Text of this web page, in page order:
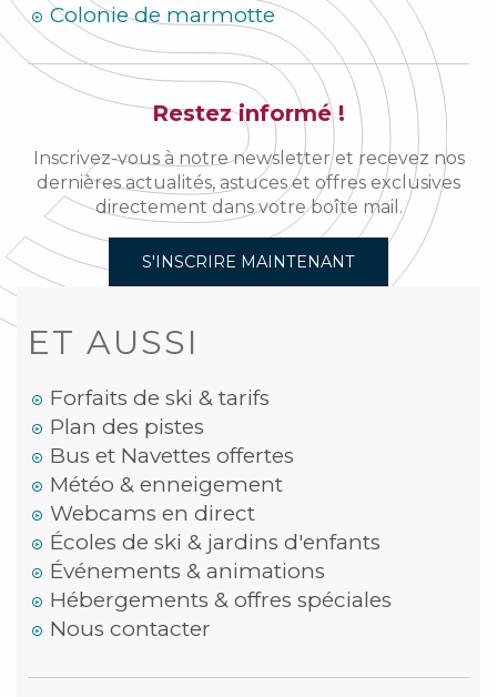
Colonie de marmotte
Restez informé !
Inscrivez-vous à notre newsletter et recevez nos
dernières actualités, astuces et offres exclusives
directement dans votre boîte mail.
S'INSCRIRE MAINTENANT
ET AUSSI
Forfaits de ski & tarifs
Plan des pistes
Bus et Navettes offertes
Météo & enneigement
Webcams en direct
Écoles de ski & jardins d'enfants
Événements & animations
Hébergements & offres spéciales
Nous contacter